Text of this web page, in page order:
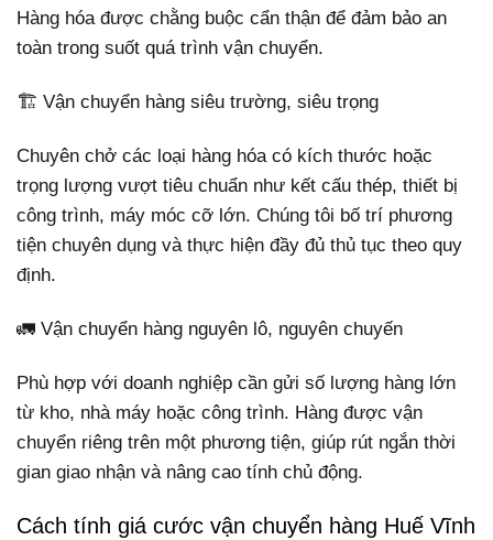
Hàng hóa được chằng buộc cẩn thận để đảm bảo an
toàn trong suốt quá trình vận chuyển.
🏗️ Vận chuyển hàng siêu trường, siêu trọng
Chuyên chở các loại hàng hóa có kích thước hoặc
trọng lượng vượt tiêu chuẩn như kết cấu thép, thiết bị
công trình, máy móc cỡ lớn. Chúng tôi bố trí phương
tiện chuyên dụng và thực hiện đầy đủ thủ tục theo quy
định.
🚛 Vận chuyển hàng nguyên lô, nguyên chuyến
Phù hợp với doanh nghiệp cần gửi số lượng hàng lớn
từ kho, nhà máy hoặc công trình. Hàng được vận
chuyển riêng trên một phương tiện, giúp rút ngắn thời
gian giao nhận và nâng cao tính chủ động.
Cách tính giá cước vận chuyển hàng Huế Vĩnh